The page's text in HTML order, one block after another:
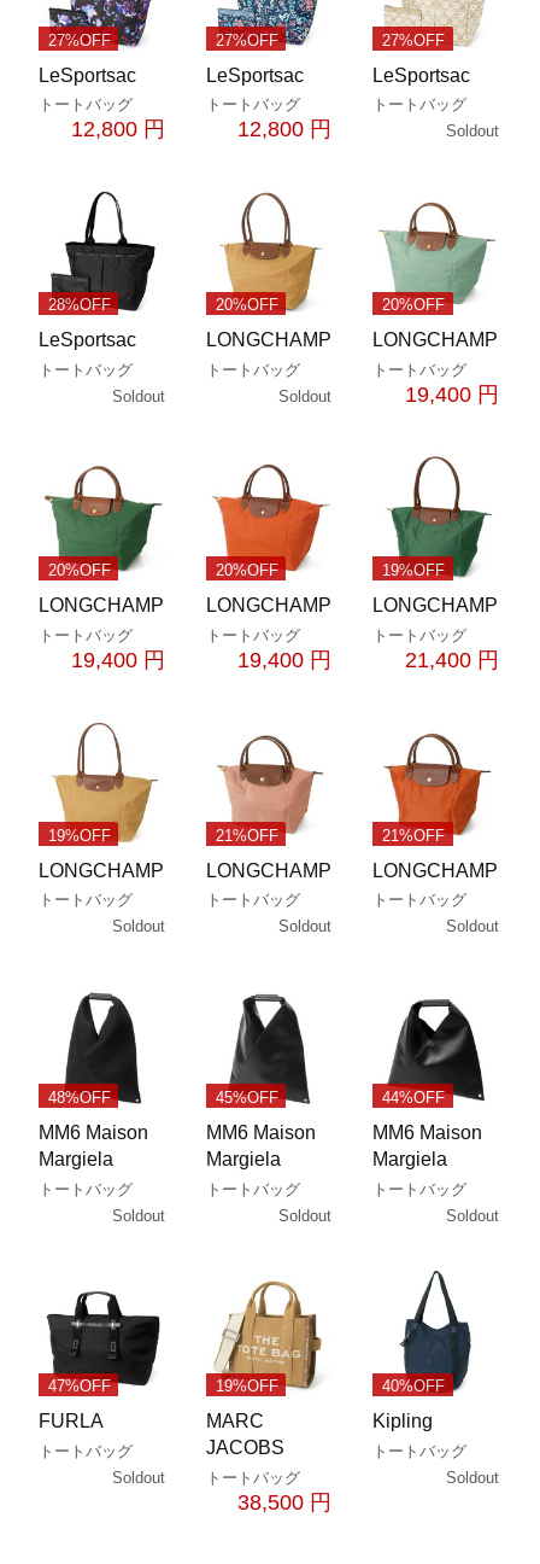
27%OFF
LeSportsac
トートバッグ
12,800 円
27%OFF
LeSportsac
トートバッグ
12,800 円
27%OFF
LeSportsac
トートバッグ
Soldout
28%OFF
LeSportsac
トートバッグ
Soldout
20%OFF
LONGCHAMP
トートバッグ
Soldout
20%OFF
LONGCHAMP
トートバッグ
19,400 円
20%OFF
LONGCHAMP
トートバッグ
19,400 円
20%OFF
LONGCHAMP
トートバッグ
19,400 円
19%OFF
LONGCHAMP
トートバッグ
21,400 円
19%OFF
LONGCHAMP
トートバッグ
Soldout
21%OFF
LONGCHAMP
トートバッグ
Soldout
21%OFF
LONGCHAMP
トートバッグ
Soldout
48%OFF
MM6 Maison
Margiela
トートバッグ
Soldout
45%OFF
MM6 Maison
Margiela
トートバッグ
Soldout
44%OFF
MM6 Maison
Margiela
トートバッグ
Soldout
47%OFF
FURLA
トートバッグ
Soldout
19%OFF
MARC
JACOBS
トートバッグ
38,500 円
40%OFF
Kipling
トートバッグ
Soldout